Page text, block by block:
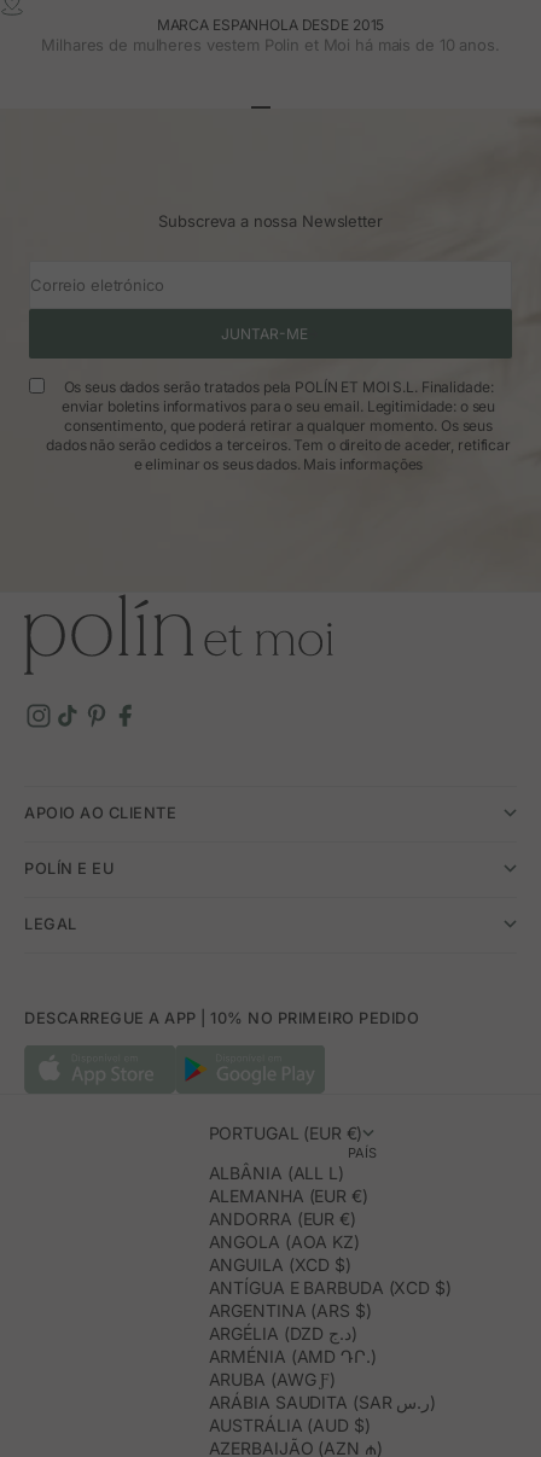
MARCA ESPANHOLA DESDE 2015
Milhares de mulheres vestem Polin et Moi há mais de 10 anos.
Subscreva a nossa Newsletter
Correio eletrónico
JUNTAR-ME
Os seus dados serão tratados pela POLÍN ET MOI S.L. Finalidade:
enviar boletins informativos para o seu email. Legitimidade: o seu
consentimento, que poderá retirar a qualquer momento. Os seus
dados não serão cedidos a terceiros. Tem o direito de aceder, retificar
e eliminar os seus dados. Mais informações
APOIO AO CLIENTE
POLÍN E EU
LEGAL
DESCARREGUE A APP | 10% NO PRIMEIRO PEDIDO
PORTUGAL (EUR €)
PAÍS
ALBÂNIA (ALL L)
ALEMANHA (EUR €)
ANDORRA (EUR €)
ANGOLA (AOA KZ)
ANGUILA (XCD $)
ANTÍGUA E BARBUDA (XCD $)
ARGENTINA (ARS $)
ARGÉLIA (DZD د.ج)
ARMÉNIA (AMD ԴՐ.)
ARUBA (AWG Ƒ)
ARÁBIA SAUDITA (SAR ر.س)
AUSTRÁLIA (AUD $)
AZERBAIJÃO (AZN ₼)